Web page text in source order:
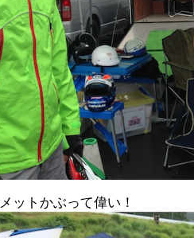
ットかぶって偉い！